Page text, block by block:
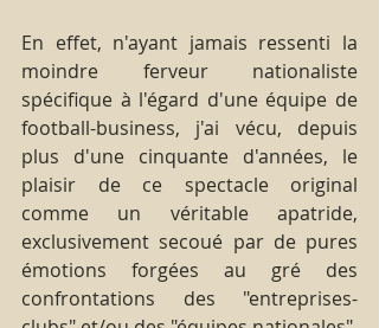
En effet, n'ayant jamais ressenti la
moindre ferveur nationaliste
spécifique à l'égard d'une équipe de
football-business, j'ai vécu, depuis
plus d'une cinquante d'années, le
plaisir de ce spectacle original
comme un véritable apatride,
exclusivement secoué par de pures
émotions forgées au gré des
confrontations des "entreprises-